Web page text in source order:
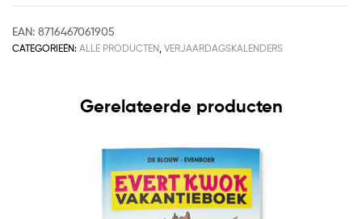
EAN: 8716467061905
CATEGORIEËN: ALLE PRODUCTEN VERJAARDAGSKALENDERS
Gerelateerde producten